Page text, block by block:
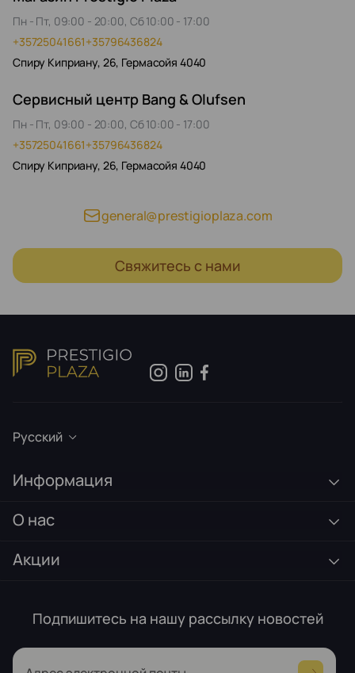
Пн - Пт, 09:00 - 20:00, Сб 10:00 - 17:00
+35725041661+35796436824
Спиру Киприану, 26, Гермасойя 4040
Сервисный центр Bang & Olufsen
Пн - Пт, 09:00 - 20:00, Сб 10:00 - 17:00
+35725041661+35796436824
Спиру Киприану, 26, Гермасойя 4040
general@prestigioplaza.com
Свяжитесь с нами
Русский
Информация
О нас
Акции
Подпишитесь на нашу рассылку новостей